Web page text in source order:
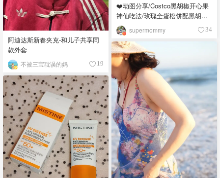
❤️动图分享/Costco黑胡椒开心果
神仙吃法/玫瑰全蛋松饼配黑胡椒
开心果碎太惊艳😍
supermommy 34
阿迪达斯新春夹克-和儿子共享同
款外套
不被三宝耽误的妈 19